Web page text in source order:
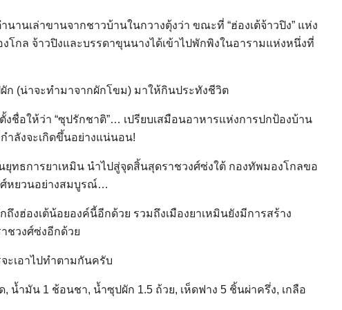
านเล่าขานจากชาวบ้านในกวางตุ้งว่า ขณะที่ “ฮ่องเต้จ้าวปิง” แห่ง
กล จ้าวปิงและบรรดาขุนนางได้เข้าไปพักพิงในอารามแห่งหนึ่งที่
(น่าจะทำมาจากผักโขม) มาให้กินประทังชีวิต
ชื่อให้ว่า “ซุปรักชาติ”… เปรียบเสมือนอาหารแห่งการปกป้องบ้าน
ำลังจะเกิดขึ้นอย่างแน่นอน!
ทธการยาเหมิน นำไปสู่จุดสิ้นสุดราชวงศ์ซ่งใต้ กองทัพมองโกลขอ
ศ์หยวนอย่างสมบูรณ์…
งฮ่องเต้น้อยองค์นี้อีกด้วย รวมถึงเมืองยาเหมินยังมีการสร้าง
ชวงศ์ซ่งอีกด้วย
ะเอาไปทำตามกันครับ
น้ำมัน 1 ช้อนชา, น้ำซุปผัก 1.5 ถ้วย, เห็ดฟาง 5 ชิ้นผ่าครึ่ง, เกลือ